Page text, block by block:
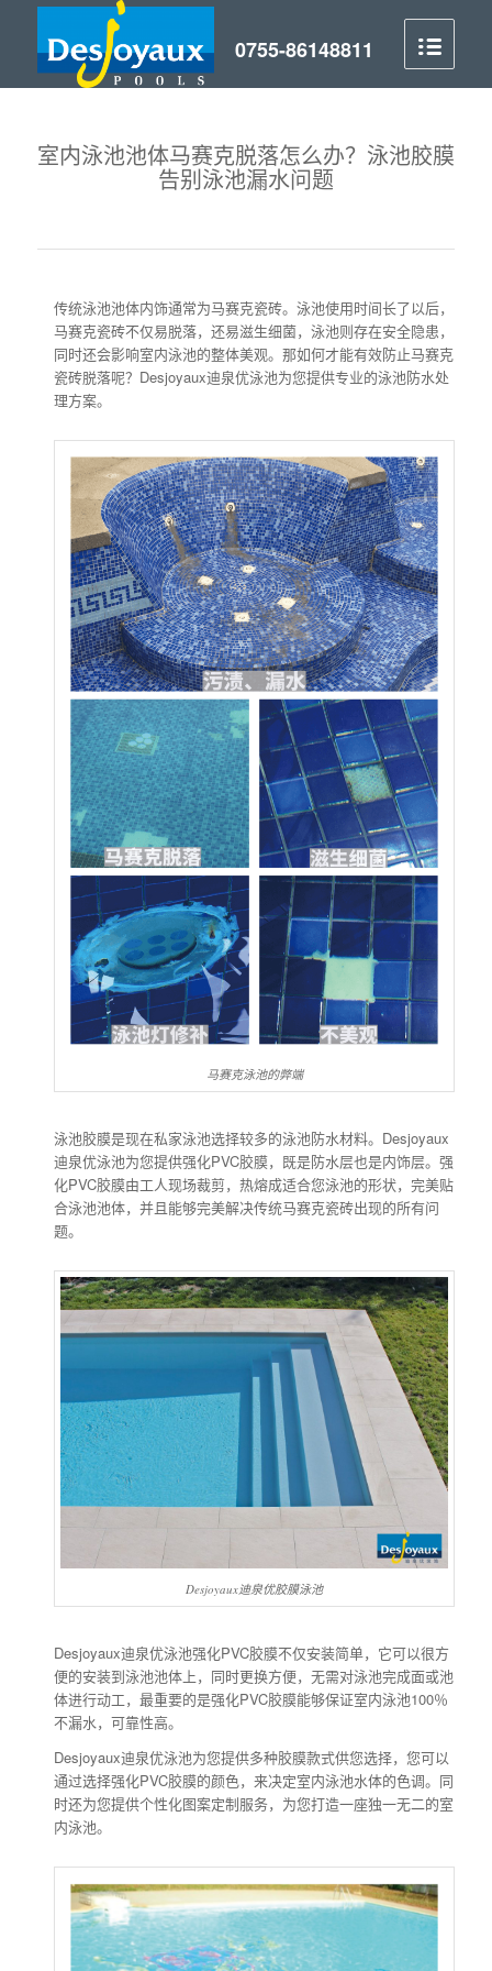
室内泳池池体马赛克脱落怎么办？泳池胶膜
告别泳池漏水问题
传统泳池池体内饰通常为马赛克瓷砖。泳池使用时间长了以后，
马赛克瓷砖不仅易脱落，还易滋生细菌，泳池则存在安全隐患，
同时还会影响室内泳池的整体美观。那如何才能有效防止马赛克
瓷砖脱落呢？Desjoyaux迪泉优泳池为您提供专业的泳池防水处
理方案。
马赛克泳池的弊端
泳池胶膜是现在私家泳池选择较多的泳池防水材料。Desjoyaux
迪泉优泳池为您提供强化PVC胶膜，既是防水层也是内饰层。强
化PVC胶膜由工人现场裁剪，热熔成适合您泳池的形状，完美贴
合泳池池体，并且能够完美解决传统马赛克瓷砖出现的所有问
题。
Desjoyaux迪泉优胶膜泳池
Desjoyaux迪泉优泳池强化PVC胶膜不仅安装简单，它可以很方
便的安装到泳池池体上，同时更换方便，无需对泳池完成面或池
体进行动工，最重要的是强化PVC胶膜能够保证室内泳池100％
不漏水，可靠性高。
Desjoyaux迪泉优泳池为您提供多种胶膜款式供您选择，您可以
通过选择强化PVC胶膜的颜色，来决定室内泳池水体的色调。同
时还为您提供个性化图案定制服务，为您打造一座独一无二的室
内泳池。